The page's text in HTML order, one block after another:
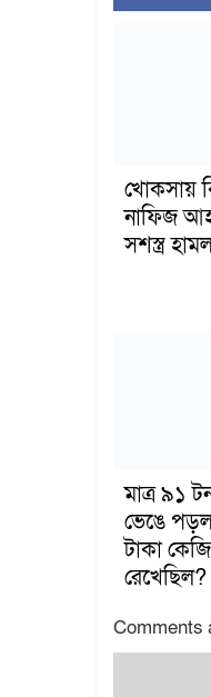
খোকসায়
নাফিজ
সশস্ত্র
মাত্র ৯১
ভেঙে
টাকা
রেখেছিল?
Comments